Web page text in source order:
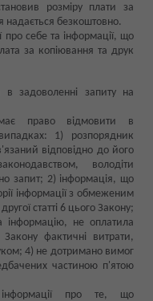
розміру плати за
надається безкоштовно.
про себе та інформації, що
за копіювання та друк
в задоволенні запиту на
має право відмовити в
1) розпорядник
відповідно до його
володіти
запит; 2) інформація, що
інформації з обмеженим
статті 6 цього Закону;
не оплатила
фактичні витрати,
4) не дотримано вимог
частиною п'ятою
інформації про те, що